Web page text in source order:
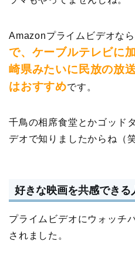
Amazonプライムビデオなら
で、ケーブルテレビに
崎県みたいに民放の放
はおすすめです。
千鳥の相席食堂とかゴッド
デオで知りましたからね（
好きな映画を共感できる
プライムビデオにウォッチ
されました。